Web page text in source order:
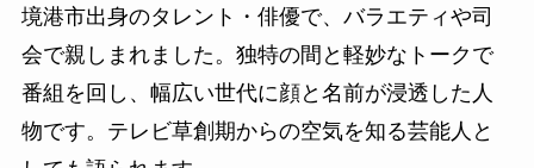
境港市出身のタレント・俳優で、バラエティや司
会で親しまれました。独特の間と軽妙なトークで
番組を回し、幅広い世代に顔と名前が浸透した人
物です。テレビ草創期からの空気を知る芸能人と